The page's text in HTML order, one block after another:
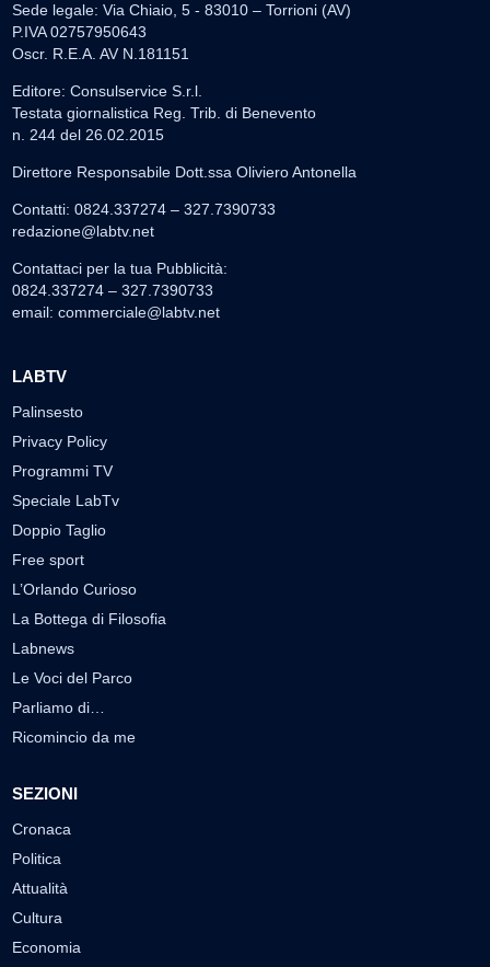
Sede legale: Via Chiaio, 5 - 83010 – Torrioni (AV)
P.IVA 02757950643
Oscr. R.E.A. AV N.181151
Editore: Consulservice S.r.l.
Testata giornalistica Reg. Trib. di Benevento
n. 244 del 26.02.2015
Direttore Responsabile Dott.ssa Oliviero Antonella
Contatti: 0824.337274 – 327.7390733
redazione@labtv.net
Contattaci per la tua Pubblicità:
0824.337274 – 327.7390733
email: commerciale@labtv.net
LABTV
Palinsesto
Privacy Policy
Programmi TV
Speciale LabTv
Doppio Taglio
Free sport
L’Orlando Curioso
La Bottega di Filosofia
Labnews
Le Voci del Parco
Parliamo di…
Ricomincio da me
SEZIONI
Cronaca
Politica
Attualità
Cultura
Economia